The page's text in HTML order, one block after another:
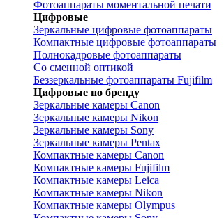
Фотоаппараты моментальной печати
Цифровые
Зеркальные цифровые фотоаппараты
Компактные цифровые фотоаппараты
Полнокадровые фотоаппараты
Со сменной оптикой
Беззеркальные фотоаппараты Fujifilm
Цифровые по бренду
Зеркальные камеры Canon
Зеркальные камеры Nikon
Зеркальные камеры Sony
Зеркальные камеры Pentax
Компактные камеры Canon
Компактные камеры Fujifilm
Компактные камеры Leica
Компактные камеры Nikon
Компактные камеры Olympus